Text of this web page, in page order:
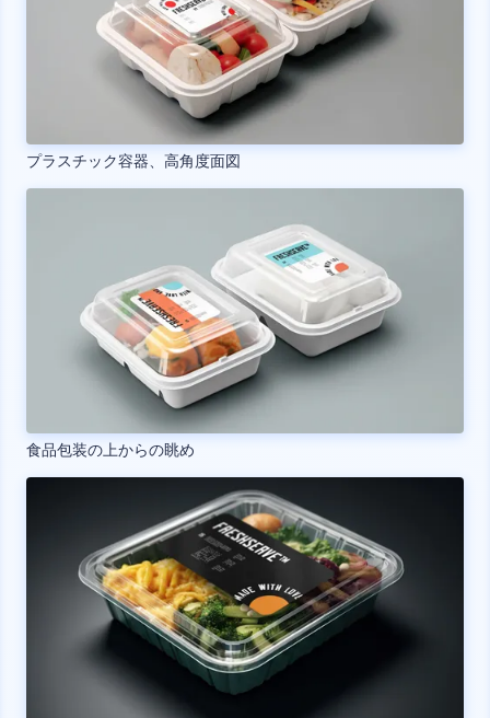
プラスチック容器、高角度面図
食品包装の上からの眺め